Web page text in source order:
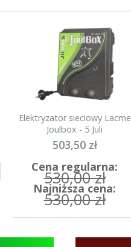
Elektryzator sieciowy Lacme
Joulbox - 5 Juli
503,50 zł
Cena regularna:
530,00 zł
Najniższa cena:
530,00 zł